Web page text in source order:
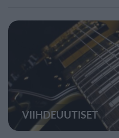
VIIHDEUUTISET